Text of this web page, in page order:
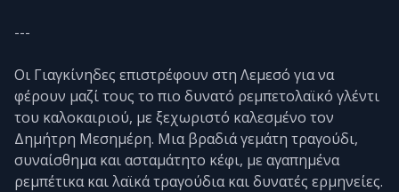
---
Οι Γιαγκίνηδες επιστρέφουν στη Λεμεσό για να
φέρουν μαζί τους το πιο δυνατό ρεμπετολαϊκό γλέντι
του καλοκαιριού, με ξεχωριστό καλεσμένο τον
Δημήτρη Μεσημέρη. Μια βραδιά γεμάτη τραγούδι,
συναίσθημα και ασταμάτητο κέφι, με αγαπημένα
ρεμπέτικα και λαϊκά τραγούδια και δυνατές ερμηνείες.